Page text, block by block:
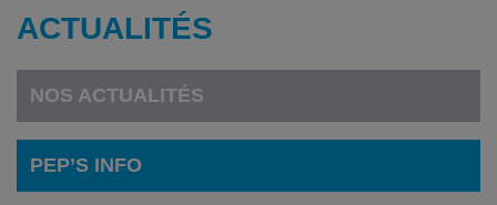
ACTUALITÉS
NOS ACTUALITÉS
PEP’S INFO